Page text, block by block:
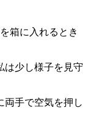
箱に入れるとき
は少し様子を見守
両手で空気を押し